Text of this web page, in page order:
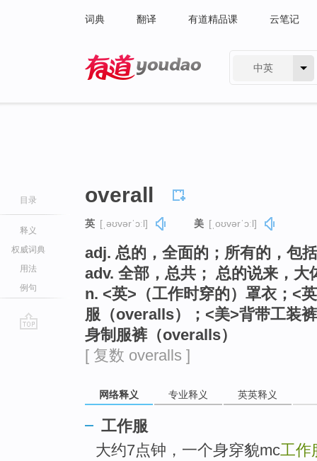
词典 翻译 有道精品课 云笔记
中英
目录
释义
权威词典
用法
例句
overall
英 [ˌəʊvərˈɔːl] 美 [ˌoʊvərˈɔːl]
adj. 总的，全面的；所有的，包
adv. 全部，总共； 总的说来，大
n. <英>（工作时穿的）罩衣；<
服（overalls）；<美>背带工装
身制服裤（overalls）
[ 复数 overalls ]
网络释义 专业释义 英英释义
工作服
大约7点钟，一个身穿貌mc工作